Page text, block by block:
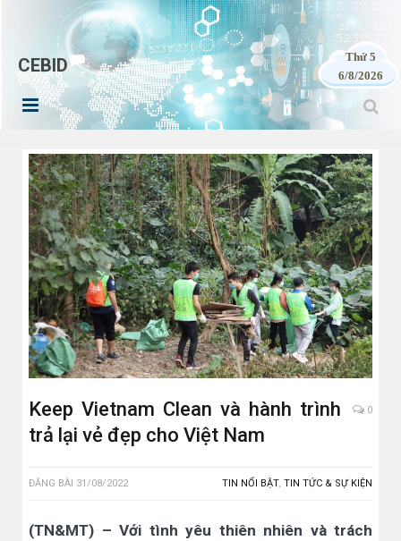
CEBID
Thứ 5
6/8/2026
Keep Vietnam Clean và hành trình
trả lại vẻ đẹp cho Việt Nam
0
ĐĂNG BÀI 31/08/2022 TIN NỔI BẬT, TIN TỨC & SỰ KIỆN
(TN&MT) – Với tình yêu thiên nhiên và trách